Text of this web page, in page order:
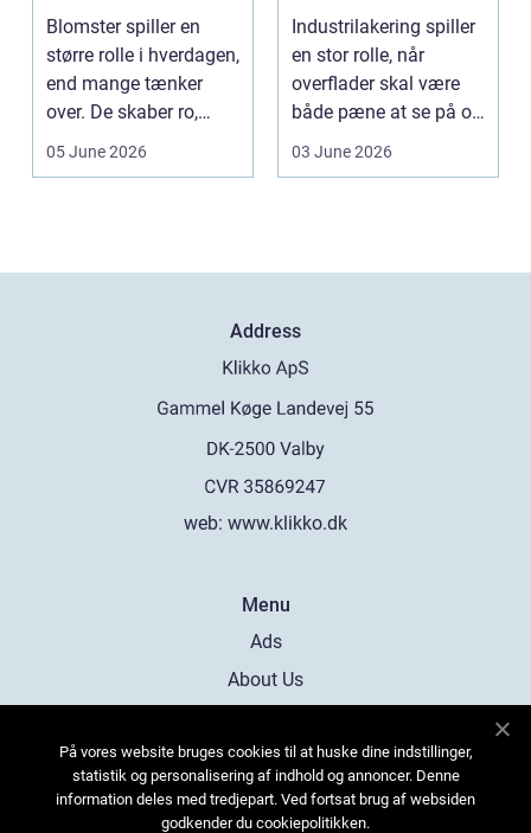
særlige øjeblikke
Blomster spiller en
større rolle i hverdagen,
end mange tænker
over. De skaber ro,
glæde og nærvær, ...
05 June 2026
erhverv og private
Industrilakering spiller
en stor rolle, når
overflader skal være
både pæne at se på og
stærke nok ti...
03 June 2026
Address
web: www.klikko.dk
Menu
Ads
About Us
Contact
Sitemap
På vores website bruges cookies til at huske dine indstillinger,
statistik og personalisering af indhold og annoncer. Denne
information deles med tredjepart. Ved fortsat brug af websiden
godkender du cookiepolitikken.